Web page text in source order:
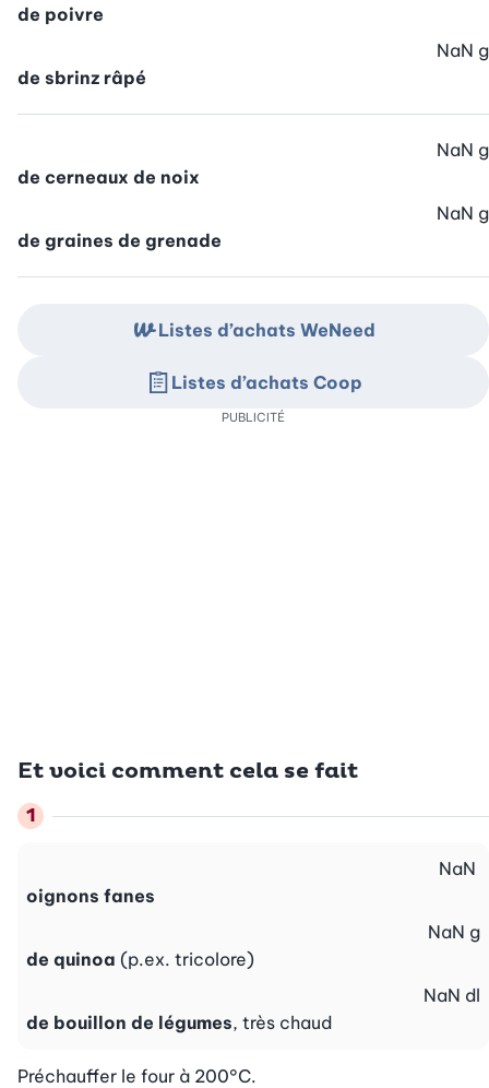
de poivre
de sbrinz râpé
NaN g
de cerneaux de noix
NaN g
de graines de grenade
NaN g
Et voici comment cela se fait
oignons fanes
NaN
de quinoa (p.ex. tricolore)
NaN g
de bouillon de légumes, très chaud
NaN dl
Préchauffer le four à 200°C.
Listes d’achats WeNeed
Listes d’achats Coop
PUBLICITÉ